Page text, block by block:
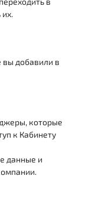
их.
вы добавили в
которые
к Кабинету
данные и